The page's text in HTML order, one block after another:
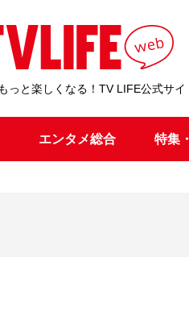
っと楽しくなる！TV LIFE公式サイ
エンタメ総合 特集